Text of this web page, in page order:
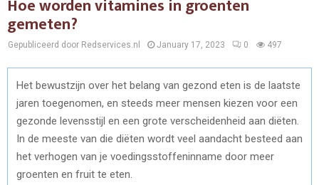
Hoe worden vitamines in groenten
gemeten?
Gepubliceerd door Redservices.nl January 17, 2023 0 497
Het bewustzijn over het belang van gezond eten is de laatste
jaren toegenomen, en steeds meer mensen kiezen voor een
gezonde levensstijl en een grote verscheidenheid aan diëten.
In de meeste van die diëten wordt veel aandacht besteed aan
het verhogen van je voedingsstoffeninname door meer
groenten en fruit te eten.